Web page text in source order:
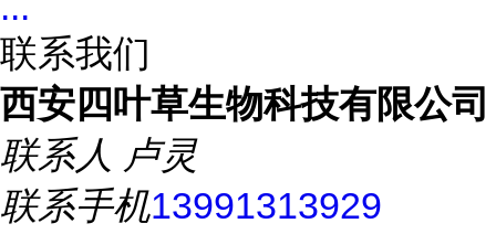
联系我们
西安四叶草生物科技有限公司
联系人 卢灵
联系手机13991313929